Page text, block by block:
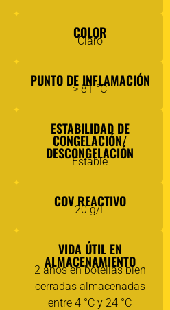
COLOR
Claro
PUNTO DE INFLAMACIÓN
> 81 °C
ESTABILIDAD DE
CONGELACIÓN/
DESCONGELACIÓN
Estable
COV REACTIVO
20 g/L
VIDA ÚTIL EN
ALMACENAMIENTO
2 años en botellas bien
cerradas almacenadas
entre 4 °C y 24 °C